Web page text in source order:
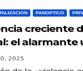
PANOPTICO
creciente
el alarmante
pretexto
2025